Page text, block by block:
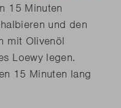
15 Minuten
und den
mit Olivenöl
Loewy legen.
15 Minuten lang